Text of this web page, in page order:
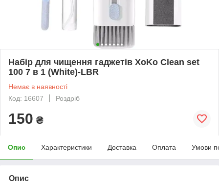
Набір для чищення гаджетів XoKo Clean set
100 7 в 1 (White)-LВR
Немає в наявності
Код: 16607
Роздріб
150 ₴
Опис Характеристики Доставка Оплата Умови
Опис